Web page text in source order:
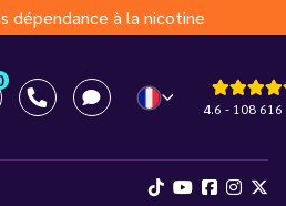
dépendance à la nicotine
4.6 - 108 616